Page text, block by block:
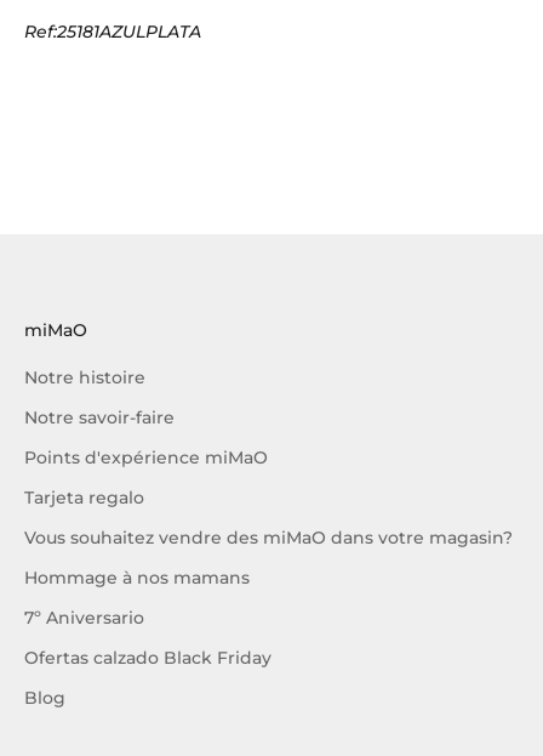
Ref:25181AZULPLATA
miMaO
Notre histoire
Notre savoir-faire
Points d'expérience miMaO
Tarjeta regalo
Vous souhaitez vendre des miMaO dans votre magasin?
Hommage à nos mamans
7º Aniversario
Ofertas calzado Black Friday
Blog